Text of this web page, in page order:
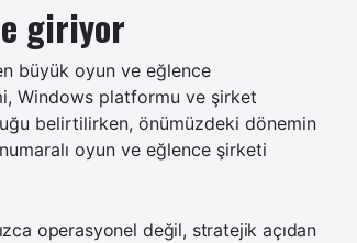
giriyor
büyük oyun ve eğlence
Windows platformu ve şirket
belirtilirken, önümüzdeki dönemin
oyun ve eğlence şirketi
operasyonel değil, stratejik açıdan